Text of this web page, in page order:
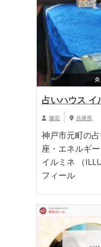
占いハウス イ
蘭花 兵庫県
神戸市元町の
座・エネルギ
イルミネ （
フィール